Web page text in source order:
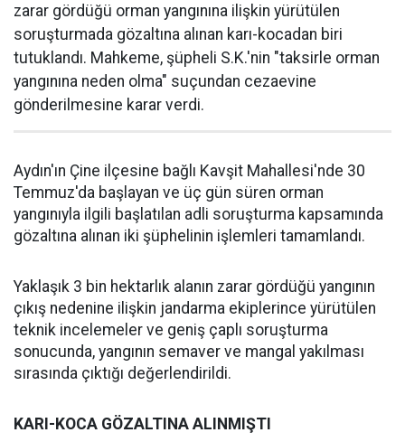
zarar gördüğü orman yangınına ilişkin yürütülen
soruşturmada gözaltına alınan karı-kocadan biri
tutuklandı. Mahkeme, şüpheli S.K.'nin "taksirle orman
yangınına neden olma" suçundan cezaevine
gönderilmesine karar verdi.
Aydın'ın Çine ilçesine bağlı Kavşit Mahallesi'nde 30
Temmuz'da başlayan ve üç gün süren orman
yangınıyla ilgili başlatılan adli soruşturma kapsamında
gözaltına alınan iki şüphelinin işlemleri tamamlandı.
Yaklaşık 3 bin hektarlık alanın zarar gördüğü yangının
çıkış nedenine ilişkin jandarma ekiplerince yürütülen
teknik incelemeler ve geniş çaplı soruşturma
sonucunda, yangının semaver ve mangal yakılması
sırasında çıktığı değerlendirildi.
KARI-KOCA GÖZALTINA ALINMIŞTI